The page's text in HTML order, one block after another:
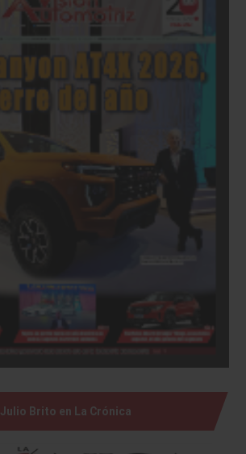
Julio Brito en La Crónica